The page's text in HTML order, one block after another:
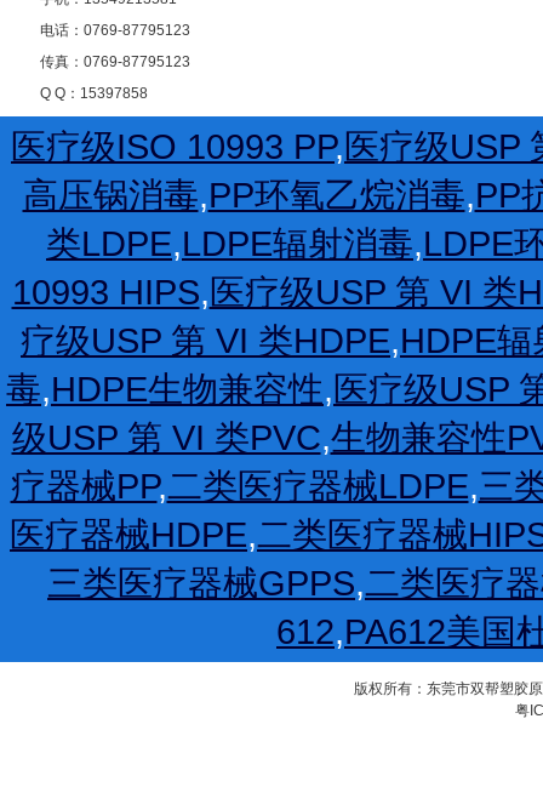
电话：0769-87795123
传真：0769-87795123
Q Q：15397858
医疗级ISO 10993 PP,医疗级USP
高压锅消毒,PP环氧乙烷消毒,PP
类LDPE,LDPE辐射消毒,LDPE
10993 HIPS,医疗级USP 第 VI 类
疗级USP 第 VI 类HDPE,HDPE辐
毒,HDPE生物兼容性,医疗级USP
级USP 第 VI 类PVC,生物兼容性
疗器械PP,二类医疗器械LDPE,三
医疗器械HDPE,二类医疗器械
三类医疗器械GPPS,二类医疗
612,PA612美国
版权所有：东莞市双帮塑胶
粤